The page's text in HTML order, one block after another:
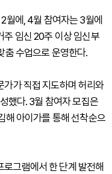
월에, 4월 참여자는 3월에
주 임신 20주 이상 임신부
춤 수업으로 운영한다.
가가 직접 지도하며 허리와
했다. 3월 참여자 모집은
해 아이가를 통해 선착순으
그램에서 한 단계 발전해